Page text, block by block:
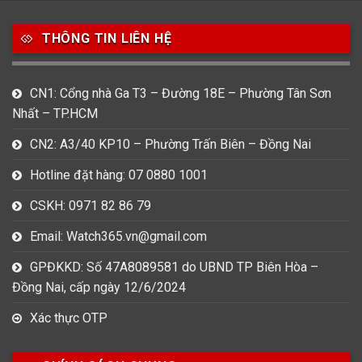
3
Omega Orient
Salvatore Ferragamo Seiko Srwatch
Tag Heuer Thomas Earnshaw Tissot
6
Máy Cơ Máy Eco Drive
THÔNG TIN LIÊN HỆ
CN1: Cổng nhà Ga T3 – Đường 18E – Phường Tân Sơn
Nhất – TP.HCM
CN2: A3/40 KP10 – Phường Trấn Biên – Đồng Nai
Hotline đặt hàng: 07 0880 1001
CSKH: 0971 82 86 79
Email: Watch365.vn@gmail.com
GPĐKKD: Số 47A8089581 do UBND TP Biên Hòa –
Đồng Nai, cấp ngày 12/6/2024
Xác thực OTP